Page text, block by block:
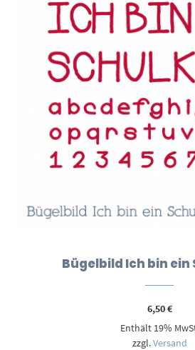
Bügelbild Ich bin ein
6,50€
Enthält 19%
zzgl.Versand